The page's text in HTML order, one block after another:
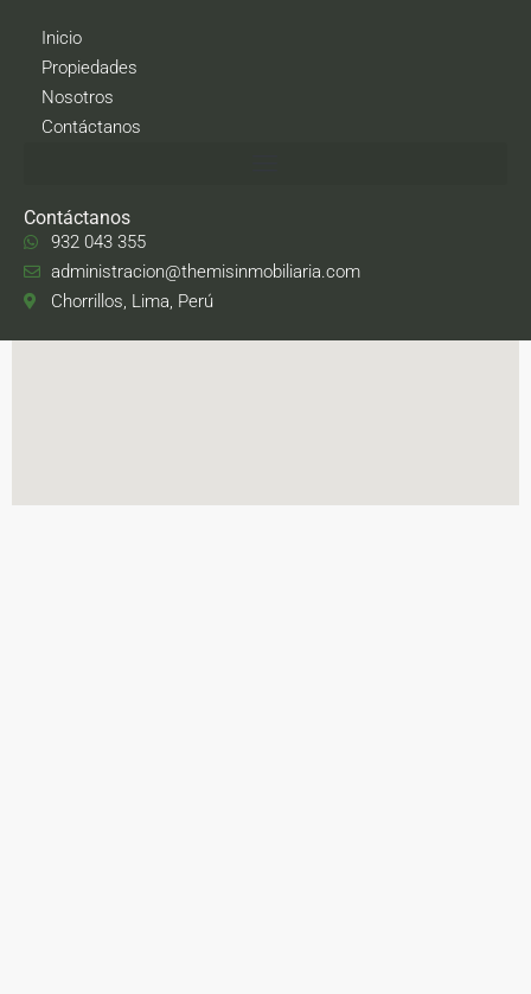
Inicio
Propiedades
Nosotros
Contáctanos
Contáctanos
932 043 355
administracion@themisinmobiliaria.com
Chorrillos, Lima, Perú